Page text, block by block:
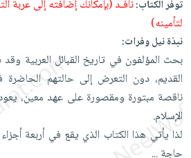
iKitab
على
Apple
وتصفيف
الشعر
العناية
بالجسم
العناية
بالأسنان
الحمية
الكل
أواني
الطهي
أدوات
الخبز
المائدة
متجر
الهدايا
أقسام
الأكثر
مبيعاً
العودة
شحن
مجاني
بنود
توفر الكتاب:نافـد (بإمكانك إضافته إلى عربة
لتأمينه)
نبذة نيل وفرات:
بحث المؤلفون في تاريخ القبائل العربية
القديم، دون التعرض إلى حالتهم
ناقصة مبتورة ومقصورة على عهد معين،
الإسلام.
لذا يأتي هذا الكتاب الذي يقع في أربعة
حاجة